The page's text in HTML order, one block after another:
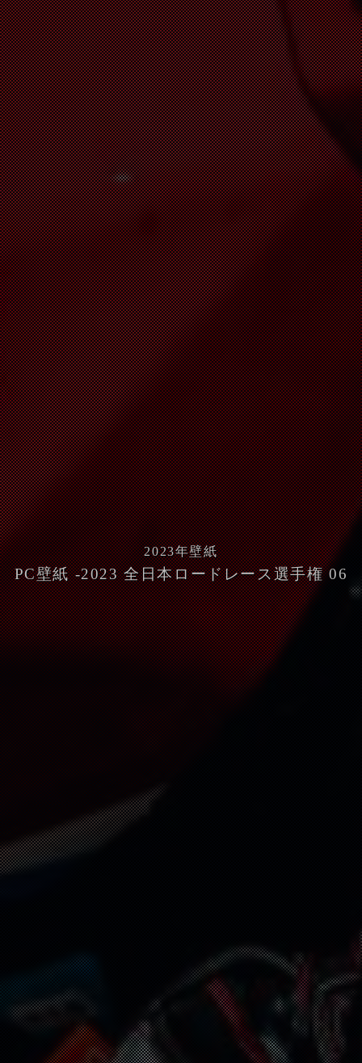
2023年壁紙
PC壁紙 -2023 全日本ロードレース選手権 06